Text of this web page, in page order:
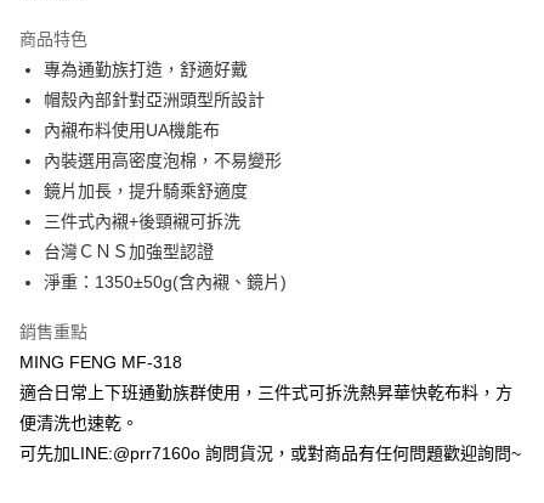
ATM付款
運送方式
全家取貨付款(安全帽一頂以上請選宅配)
每筆NT$60，滿NT$1,000(含以上)免運費
7-11取貨付款(安全帽一頂以上請選宅配)
每筆NT$60，滿NT$1,000(含以上)免運費
商品特色
專為通勤族打造，舒適好戴
帽殼內部針對亞洲頭型所設計
內襯布料使用UA機能布
內裝選用高密度泡棉，不易變形
鏡片加長，提升騎乘舒適度
三件式內襯+後頸襯可拆洗
台灣ＣＮＳ加強型認證
淨重：1350±50g(含內襯、鏡片)
銷售重點
MING FENG MF-318
適合日常上下班通勤族群使用，三件式可拆洗熱昇華快乾布料，方
便清洗也速乾。
可先加LINE:@prr7160o 詢問貨況，或對商品有任何問題歡迎詢問~